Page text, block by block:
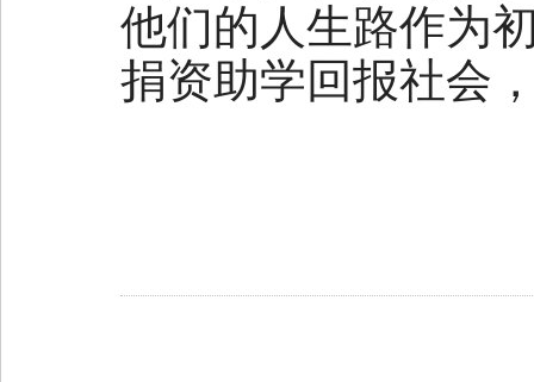
他们的人生路作为
捐资助学回报社会